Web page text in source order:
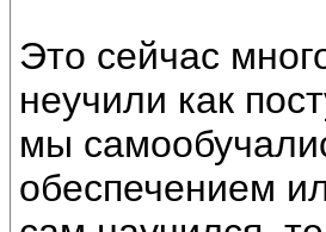
Это сейчас
неучили как
мы
обеспечением